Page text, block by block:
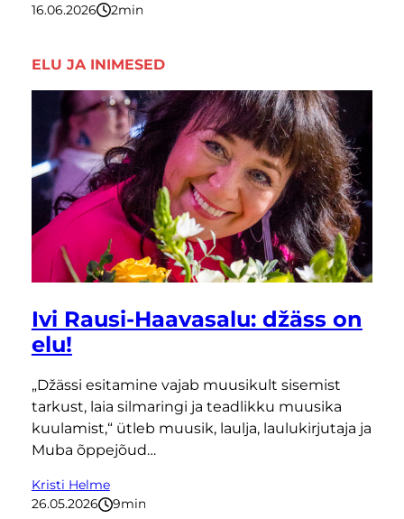
16.06.2026
2minutit
ELU JA INIMESED
Ivi Rausi-Haavasalu: džäss on
elu!
„Džässi esitamine vajab muusikult sisemist
tarkust, laia silmaringi ja teadlikku muusika
kuulamist,“ ütleb muusik, laulja, laulukirjutaja ja
Muba õppejõud…
Kristi Helme
26.05.2026
9minutit